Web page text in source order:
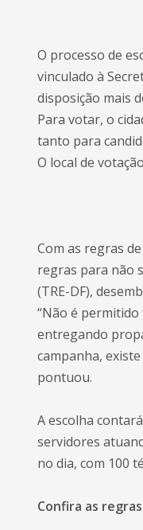
O processo de
vinculado à
disposição mais
Para votar, o
tanto para
O local de
Com as regras
regras para não
(TRE-DF),
“Não é
entregando
campanha,
pontuou.
A escolha
servidores
no dia, com 100
Confira as